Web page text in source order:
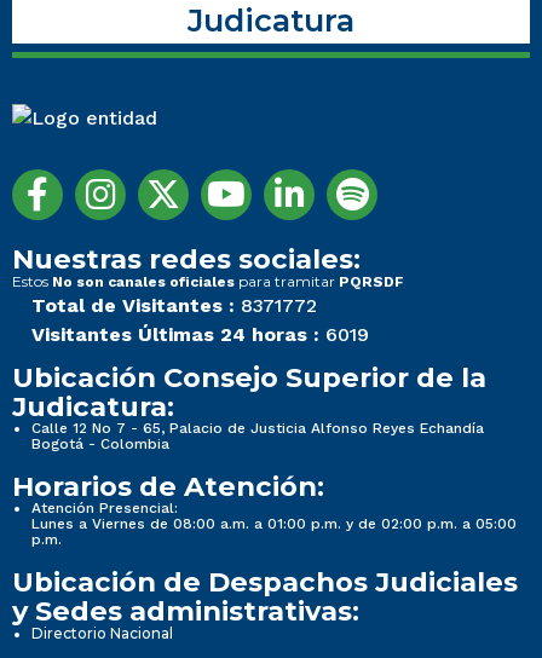
Judicatura
Nuestras redes sociales:
Estos No son canales oficiales para tramitar PQRSDF
Total de Visitantes : 8371772
Visitantes Últimas 24 horas : 6019
Ubicación Consejo Superior de la
Judicatura:
Calle 12 No 7 - 65, Palacio de Justicia Alfonso Reyes Echandía
Bogotá - Colombia
Horarios de Atención:
Atención Presencial:
Lunes a Viernes de 08:00 a.m. a 01:00 p.m. y de 02:00 p.m. a 05:00
p.m.
Ubicación de Despachos Judiciales
y Sedes administrativas:
Directorio Nacional